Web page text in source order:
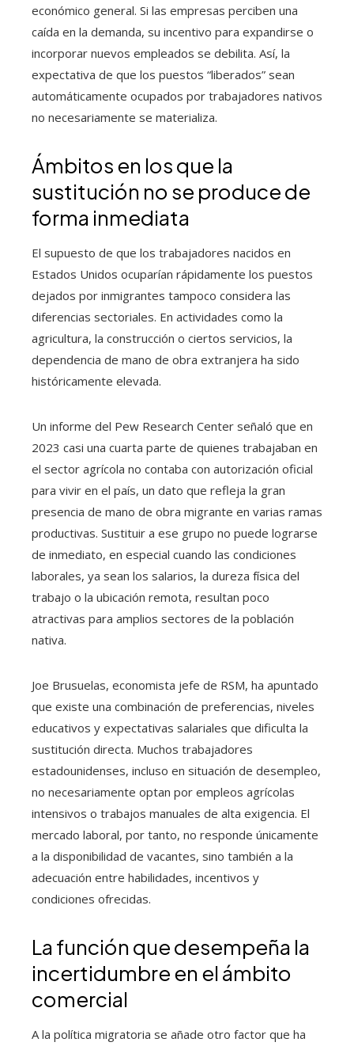
económico general. Si las empresas perciben una
caída en la demanda, su incentivo para expandirse o
incorporar nuevos empleados se debilita. Así, la
expectativa de que los puestos “liberados” sean
automáticamente ocupados por trabajadores nativos
no necesariamente se materializa.
Ámbitos en los que la
sustitución no se produce de
forma inmediata
El supuesto de que los trabajadores nacidos en
Estados Unidos ocuparían rápidamente los puestos
dejados por inmigrantes tampoco considera las
diferencias sectoriales. En actividades como la
agricultura, la construcción o ciertos servicios, la
dependencia de mano de obra extranjera ha sido
históricamente elevada.
Un informe del Pew Research Center señaló que en
2023 casi una cuarta parte de quienes trabajaban en
el sector agrícola no contaba con autorización oficial
para vivir en el país, un dato que refleja la gran
presencia de mano de obra migrante en varias ramas
productivas. Sustituir a ese grupo no puede lograrse
de inmediato, en especial cuando las condiciones
laborales, ya sean los salarios, la dureza física del
trabajo o la ubicación remota, resultan poco
atractivas para amplios sectores de la población
nativa.
Joe Brusuelas, economista jefe de RSM, ha apuntado
que existe una combinación de preferencias, niveles
educativos y expectativas salariales que dificulta la
sustitución directa. Muchos trabajadores
estadounidenses, incluso en situación de desempleo,
no necesariamente optan por empleos agrícolas
intensivos o trabajos manuales de alta exigencia. El
mercado laboral, por tanto, no responde únicamente
a la disponibilidad de vacantes, sino también a la
adecuación entre habilidades, incentivos y
condiciones ofrecidas.
La función que desempeña la
incertidumbre en el ámbito
comercial
A la política migratoria se añade otro factor que ha